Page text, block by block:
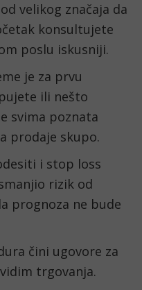
velikog značaja da
konsultujete
poslu iskusniji.
je za prvu
ili nešto
svima poznata
prodaje skupo.
i stop loss
rizik od
prognoza ne bude
čini ugovore za
trgovanja.